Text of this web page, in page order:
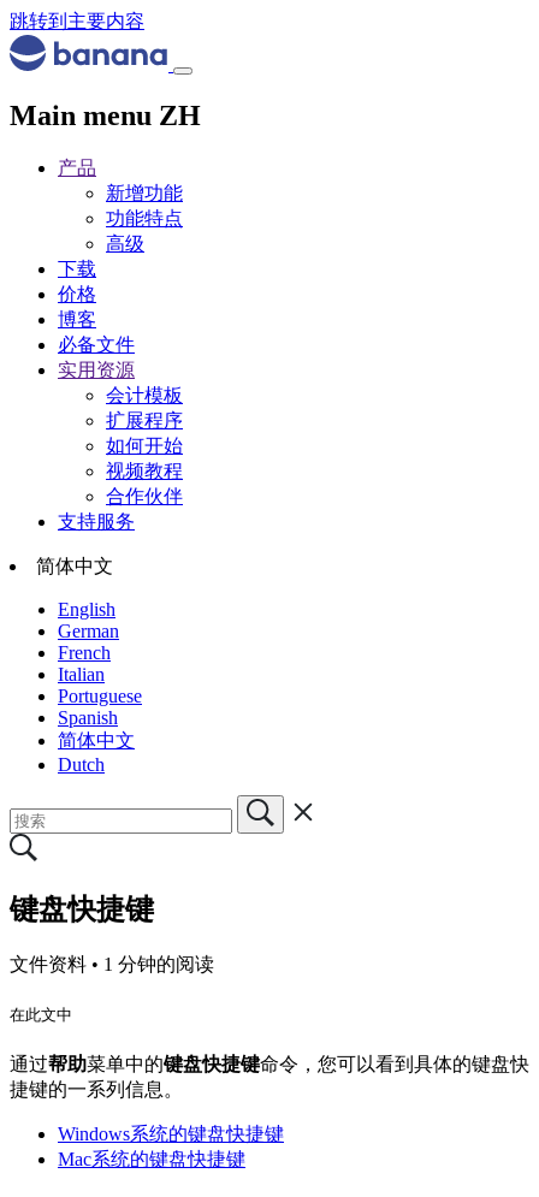
跳转到主要内容
Main menu ZH
产品
新增功能
功能特点
高级
下载
价格
博客
必备文件
实用资源
会计模板
扩展程序
如何开始
视频教程
合作伙伴
支持服务
简体中文
English
German
French
Italian
Portuguese
Spanish
简体中文
Dutch
键盘快捷键
文件资料 • 1 分钟的阅读
在此文中
通过帮助菜单中的键盘快捷键命令，您可以看到具体的键盘快
捷键的一系列信息。
Windows系统的键盘快捷键
Mac系统的键盘快捷键